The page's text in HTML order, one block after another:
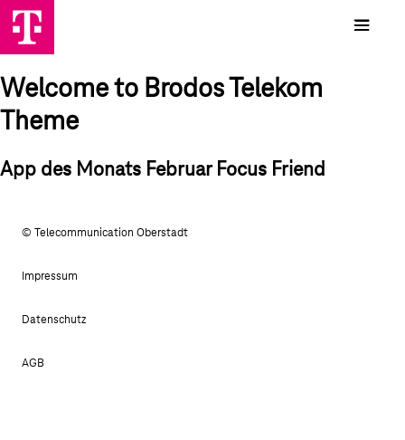
Welcome to Brodos Telekom
Theme
App des Monats Februar Focus Friend
© Telecommunication Oberstadt
Impressum
Datenschutz
AGB